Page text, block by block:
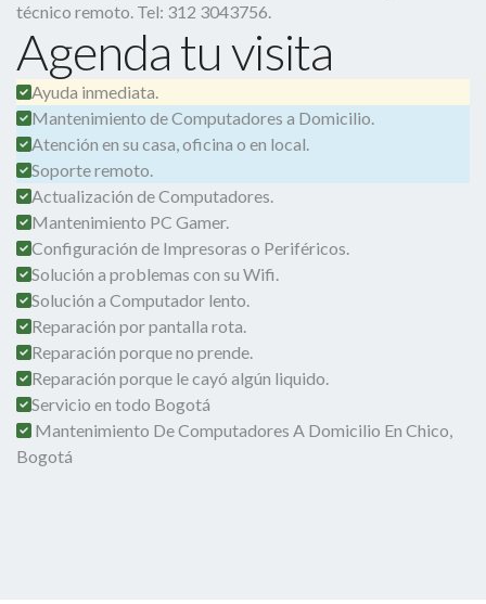
técnico remoto. Tel: 312 3043756.
Agenda tu visita
Ayuda inmediata.
Mantenimiento de Computadores a Domicilio.
Atención en su casa, oficina o en local.
Soporte remoto.
Actualización de Computadores.
Mantenimiento PC Gamer.
Configuración de Impresoras o Periféricos.
Solución a problemas con su Wifi.
Solución a Computador lento.
Reparación por pantalla rota.
Reparación porque no prende.
Reparación porque le cayó algún liquido.
Servicio en todo Bogotá
Mantenimiento De Computadores A Domicilio En Chico,
Bogotá